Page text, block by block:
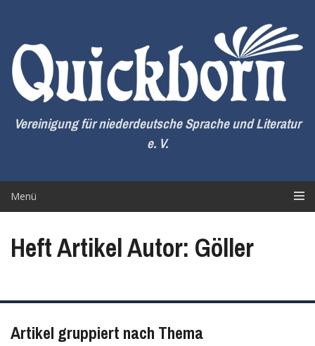
springen
Vereinigung für niederdeutsche Sprache und Literatur
e. V.
Menü
Heft Artikel Autor: Göller
Artikel gruppiert nach Thema